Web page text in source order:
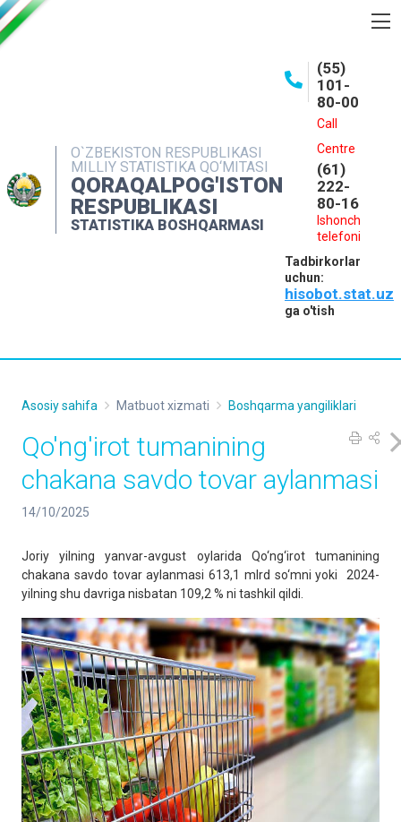
O`ZBEKISTON RESPUBLIKASI
MILLIY STATISTIKA QO‘MITASI
QORAQALPOG'ISTON
RESPUBLIKASI
STATISTIKA BOSHQARMASI
(55)
101-
80-00
Call
Centre
(61)
222-
80-16
Ishonch
telefoni
Tadbirkorlar
uchun:
hisobot.stat.uz
ga o'tish
INTERAKTIV XIZMATLAR
MATBUOT XIZMATI
MUROJAATLAR
Asosiy sahifa Matbuot xizmati Boshqarma yangiliklari
Qo'ng'irot tumanining
chakana savdo tovar aylanmasi
14/10/2025
Joriy yilning yanvar-avgust oylarida Qo‘ng‘irot tumanining
chakana savdo tovar aylanmasi 613,1 mlrd so‘mni yoki 2024-
yilning shu davriga nisbatan 109,2 % ni tashkil qildi.